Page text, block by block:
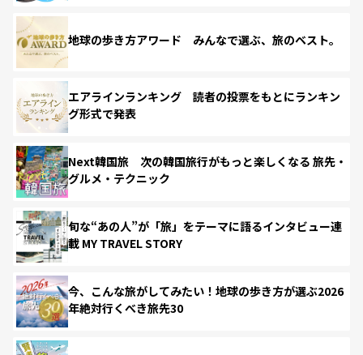
地球の歩き方アワード みんなで選ぶ、旅のベスト。
エアラインランキング 読者の投票をもとにランキン
グ形式で発表
Next韓国旅 次の韓国旅行がもっと楽しくなる 旅先・
グルメ・テクニック
旬な“あの人”が「旅」をテーマに語るインタビュー連
載 MY TRAVEL STORY
今、こんな旅がしてみたい！地球の歩き方が選ぶ2026
年絶対行くべき旅先30